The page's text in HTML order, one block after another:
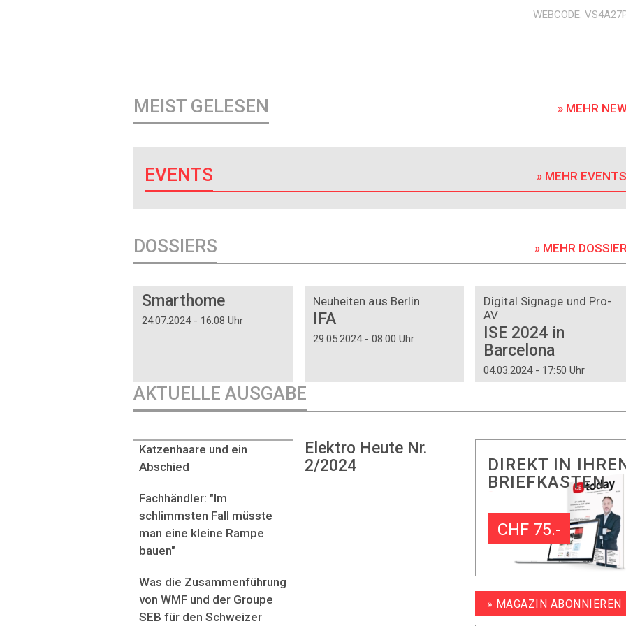
WEBCODE
MEIST GELESEN » MEHR
EVENTS » MEHR EVENTS
DOSSIERS » MEHR
Smarthome
24.07.2024 - 16:08 Uhr
Neuheiten aus Berlin
IFA
29.05.2024 - 08:00 Uhr
Digital Signage und Pro-
AV
ISE 2024 in
Barcelona
04.03.2024 - 17:50 Uhr
AKTUELLE AUSGABE
Elektro Heute Nr.
2/2024
Katzenhaare und ein
Abschied
Fachhändler: "Im
schlimmsten Fall müsste
man eine kleine Rampe
bauen"
Was die Zusammenführung
von WMF und der Groupe
SEB für den Schweizer
DIREKT IN
BRIEFKASTEN
CHF 75.-
» MAGAZIN ABONNIEREN